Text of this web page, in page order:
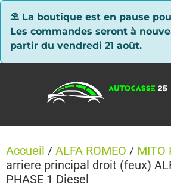
⛱ La boutique est en pause
Les commandes seront à
partir du vendredi 21 août.
Accueil / ALFA ROMEO / MITO
arriere principal droit (feux)
PHASE 1 Diesel
Panneau de gestion des